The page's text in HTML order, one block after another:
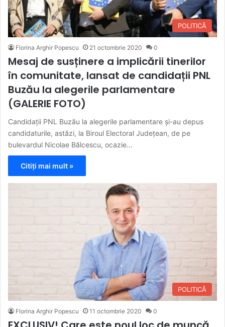
POLITICĂ
Florina Arghir Popescu 21 octombrie 2020 0
Mesaj de susținere a implicării tinerilor
în comunitate, lansat de candidații PNL
Buzău la alegerile parlamentare
(GALERIE FOTO)
Candidații PNL Buzău la alegerile parlamentare și-au depus
candidaturile, astăzi, la Biroul Electoral Județean, de pe
bulevardul Nicolae Bălcescu, ocazie…
Citiți mai mult »
POLITICĂ
Florina Arghir Popescu 11 octombrie 2020 0